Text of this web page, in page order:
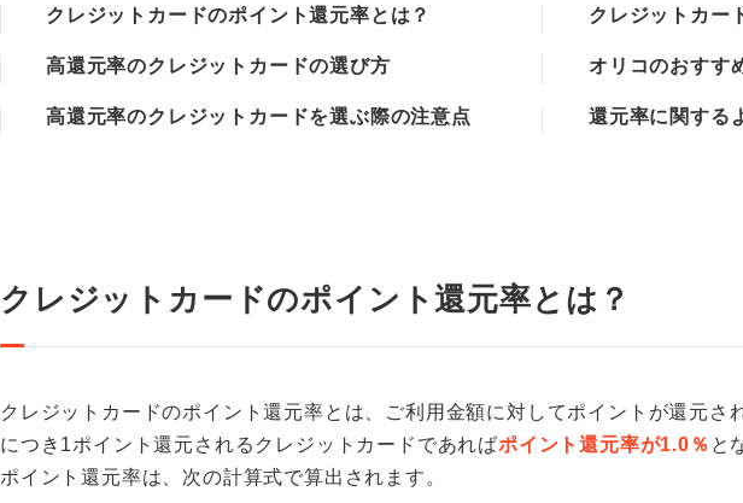
クレジットカードのポイント還元率とは？ クレジットカー
高還元率のクレジットカードの選び方 オリコのおすす
高還元率のクレジットカードを選ぶ際の注意点 還元率に関する
クレジットカードのポイント還元率とは？
クレジットカードのポイント還元率とは、ご利用金額に対してポイントが還元さ
につき1ポイント還元されるクレジットカードであればポイント還元率が1.0％ と
ポイント還元率は、次の計算式で算出されます。